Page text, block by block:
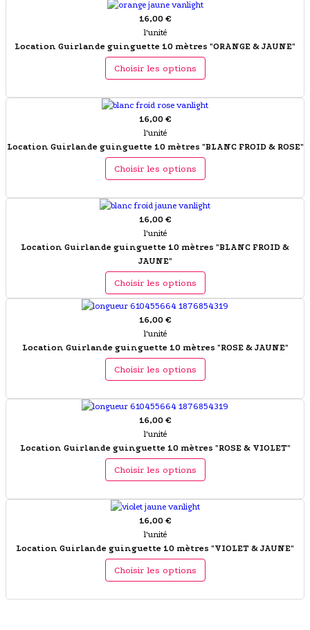
16,00 €
l'unité
Location Guirlande guinguette 10 mètres "ORANGE & JAUNE"
Choisir les options
16,00 €
l'unité
Location Guirlande guinguette 10 mètres "BLANC FROID & ROSE"
Choisir les options
16,00 €
l'unité
Location Guirlande guinguette 10 mètres "BLANC FROID &
JAUNE"
Choisir les options
16,00 €
l'unité
Location Guirlande guinguette 10 mètres "ROSE & JAUNE"
Choisir les options
16,00 €
l'unité
Location Guirlande guinguette 10 mètres "ROSE & VIOLET"
Choisir les options
16,00 €
l'unité
Location Guirlande guinguette 10 mètres "VIOLET & JAUNE"
Choisir les options